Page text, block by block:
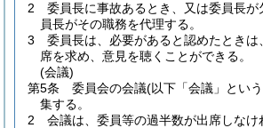
2
委員長に事故あるとき、又は委員長
員長がその職務を代理する。
3
委員長は、必要があると認めたときは
席を求め、意見を聴くことができる。
(会議)
第5条
委員会の会議(以下「会議」とい
集する。
2
会議は、委員等の過半数が出席しなけ